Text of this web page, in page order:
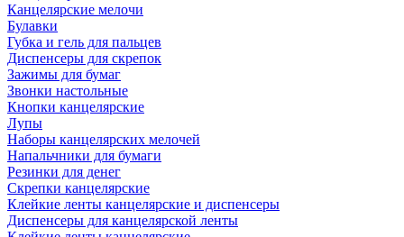
Канцелярские мелочи
Булавки
Губка и гель для пальцев
Диспенсеры для скрепок
Зажимы для бумаг
Звонки настольные
Кнопки канцелярские
Лупы
Наборы канцелярских мелочей
Напальчники для бумаги
Резинки для денег
Скрепки канцелярские
Клейкие ленты канцелярские и диспенсеры
Диспенсеры для канцелярской ленты